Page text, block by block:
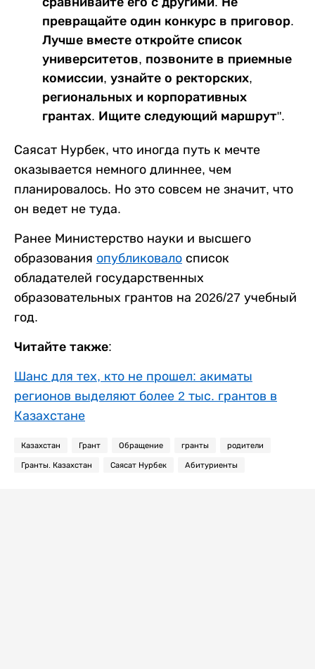
превращайте один конкурс в приговор.
Лучше вместе откройте список
университетов, позвоните в приемные
комиссии, узнайте о ректорских,
региональных и корпоративных
грантах. Ищите следующий маршрут".
Саясат Нурбек, что иногда путь к мечте
оказывается немного длиннее, чем
планировалось. Но это совсем не значит, что
он ведет не туда.
Ранее Министерство науки и высшего
образования опубликовало список
обладателей государственных
образовательных грантов на 2026/27 учебный
год.
Читайте также:
Шанс для тех, кто не прошел: акиматы
регионов выделяют более 2 тыс. грантов в
Казахстане
Казахстан Грант Обращение гранты родители
Гранты. Казахстан Саясат Нурбек Абитуриенты